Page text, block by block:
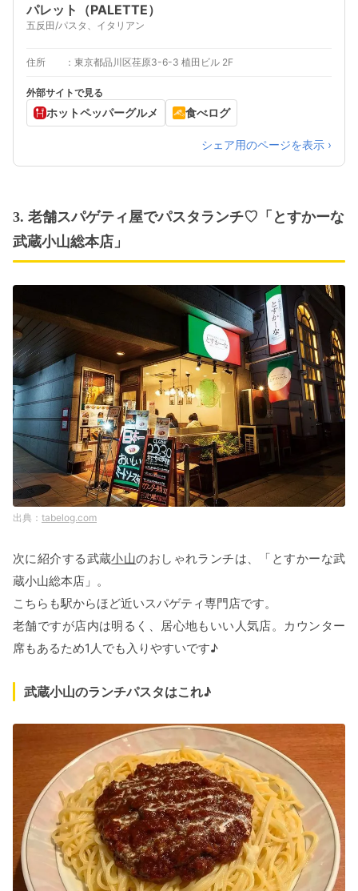
パレット（PALETTE）
五反田/パスタ、イタリアン
住所 東京都品川区荏原3-6-3 植田ビル 2F
外部サイトで見る
ホットペッパーグルメ 食べログ
シェア用のページを表示 ›
3. 老舗スパゲティ屋でパスタランチ♡「とすかーな
武蔵小山総本店」
tabelog.com
次に紹介する武蔵小山のおしゃれランチは、「とすかーな武
蔵小山総本店」。
こちらも駅からほど近いスパゲティ専門店です。
老舗ですが店内は明るく、居心地もいい人気店。カウンター
席もあるため1人でも入りやすいです♪
武蔵小山のランチパスタはこれ♪